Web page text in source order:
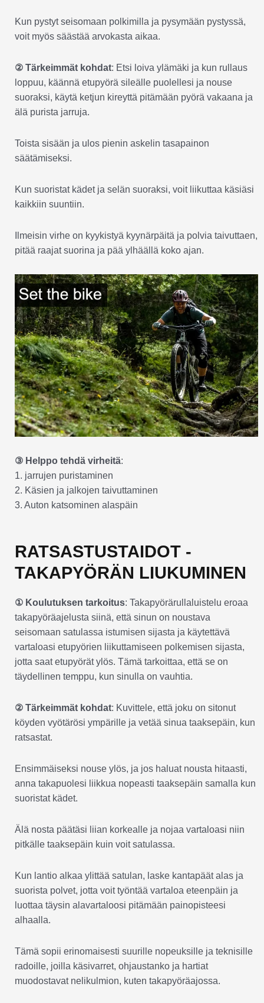
Kun pystyt seisomaan polkimilla ja pysymään pystyssä,
voit myös säästää arvokasta aikaa.
② Tärkeimmät kohdat: Etsi loiva ylämäki ja kun rullaus
loppuu, käännä etupyörä sileälle puolellesi ja nouse
suoraksi, käytä ketjun kireyttä pitämään pyörä vakaana ja
älä purista jarruja.
Toista sisään ja ulos pienin askelin tasapainon
säätämiseksi.
Kun suoristat kädet ja selän suoraksi, voit liikuttaa käsiäsi
kaikkiin suuntiin.
Ilmeisin virhe on kyykistyä kyynärpäitä ja polvia taivuttaen,
pitää raajat suorina ja pää ylhäällä koko ajan.
③ Helppo tehdä virheitä:
1. jarrujen puristaminen
2. Käsien ja jalkojen taivuttaminen
3. Auton katsominen alaspäin
RATSASTUSTAIDOT -
TAKAPYÖRÄN LIUKUMINEN
① Koulutuksen tarkoitus: Takapyörärullaluistelu eroaa
takapyöräajelusta siinä, että sinun on noustava
seisomaan satulassa istumisen sijasta ja käytettävä
vartaloasi etupyörien liikuttamiseen polkemisen sijasta,
jotta saat etupyörät ylös. Tämä tarkoittaa, että se on
täydellinen temppu, kun sinulla on vauhtia.
② Tärkeimmät kohdat: Kuvittele, että joku on sitonut
köyden vyötärösi ympärille ja vetää sinua taaksepäin, kun
ratsastat.
Ensimmäiseksi nouse ylös, ja jos haluat nousta hitaasti,
anna takapuolesi liikkua nopeasti taaksepäin samalla kun
suoristat kädet.
Älä nosta päätäsi liian korkealle ja nojaa vartaloasi niin
pitkälle taaksepäin kuin voit satulassa.
Kun lantio alkaa ylittää satulan, laske kantapäät alas ja
suorista polvet, jotta voit työntää vartaloa eteenpäin ja
luottaa täysin alavartaloosi pitämään painopisteesi
alhaalla.
Tämä sopii erinomaisesti suurille nopeuksille ja teknisille
radoille, joilla käsivarret, ohjaustanko ja hartiat
muodostavat nelikulmion, kuten takapyöräajossa.